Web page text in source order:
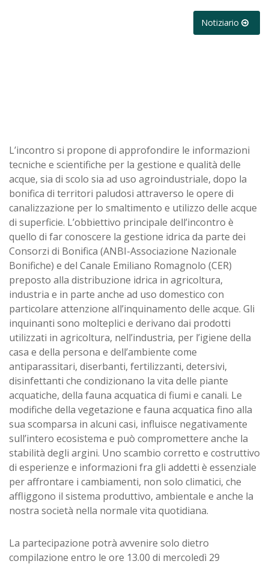
Notiziario
L’incontro si propone di approfondire le informazioni
tecniche e scientifiche per la gestione e qualità delle
acque, sia di scolo sia ad uso agroindustriale, dopo la
bonifica di territori paludosi attraverso le opere di
canalizzazione per lo smaltimento e utilizzo delle acque
di superficie. L’obbiettivo principale dell’incontro è
quello di far conoscere la gestione idrica da parte dei
Consorzi di Bonifica (ANBI-Associazione Nazionale
Bonifiche) e del Canale Emiliano Romagnolo (CER)
preposto alla distribuzione idrica in agricoltura,
industria e in parte anche ad uso domestico con
particolare attenzione all’inquinamento delle acque. Gli
inquinanti sono molteplici e derivano dai prodotti
utilizzati in agricoltura, nell’industria, per l’igiene della
casa e della persona e dell’ambiente come
antiparassitari, diserbanti, fertilizzanti, detersivi,
disinfettanti che condizionano la vita delle piante
acquatiche, della fauna acquatica di fiumi e canali. Le
modifiche della vegetazione e fauna acquatica fino alla
sua scomparsa in alcuni casi, influisce negativamente
sull’intero ecosistema e può compromettere anche la
stabilità degli argini. Uno scambio corretto e costruttivo
di esperienze e informazioni fra gli addetti è essenziale
per affrontare i cambiamenti, non solo climatici, che
affliggono il sistema produttivo, ambientale e anche la
nostra società nella normale vita quotidiana.
La partecipazione potrà avvenire solo dietro
compilazione entro le ore 13.00 di mercoledì 29